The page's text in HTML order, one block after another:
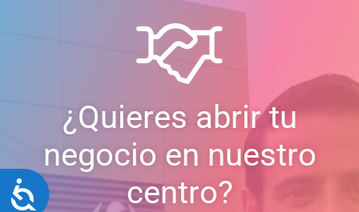
Accesibilidad
¿Quieres abrir tu
negocio en nuestro
centro?